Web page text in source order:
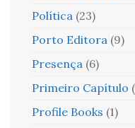
Política (23)
Porto Editora (9)
Presença (6)
Primeiro Capítulo
Profile Books (1)